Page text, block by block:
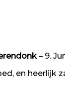
– 9.
en heerlijk